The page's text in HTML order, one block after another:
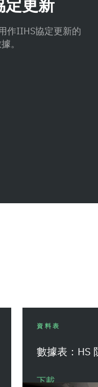
更新
作IIHS協定更新的
。
資料表
數據表：HS
下載